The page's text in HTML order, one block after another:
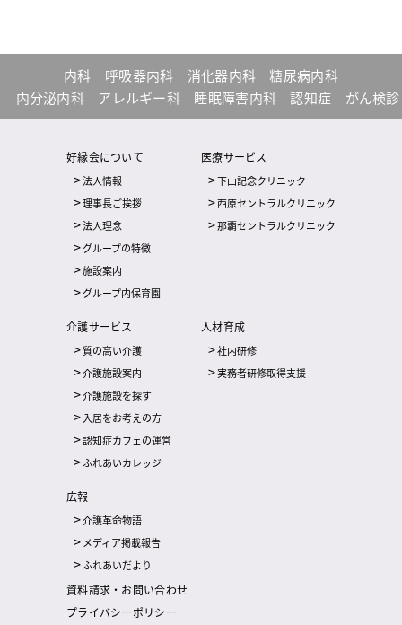
内科 呼吸器内科 消化器内科
糖尿病内科
内分泌内科
アレルギー科 睡眠障害内科認知症 がん検診
好縁会について
法人情報
理事長ご挨拶
法人理念
グループの特徴
施設案内
グループ内保育園
医療サービス
下山記念クリニック
西原セントラルクリニック
那覇セントラルクリニック
介護サービス
質の高い介護
介護施設案内
介護施設を探す
入居をお考えの方
認知症カフェの運営
ふれあいカレッジ
人材育成
社内研修
実務者研修取得支援
広報
介護革命物語
メディア掲載報告
ふれあいだより
資料請求・お問い合わせ
プライバシーポリシー